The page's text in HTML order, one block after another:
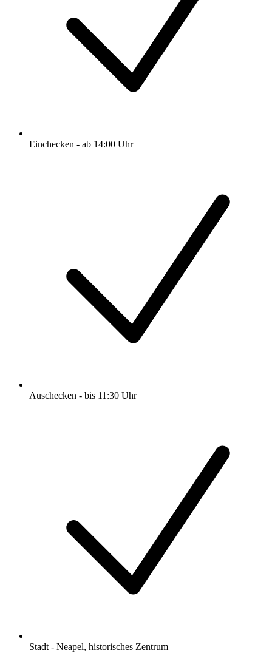
Einchecken - ab 14:00 Uhr
Auschecken - bis 11:30 Uhr
Stadt - Neapel, historisches Zentrum